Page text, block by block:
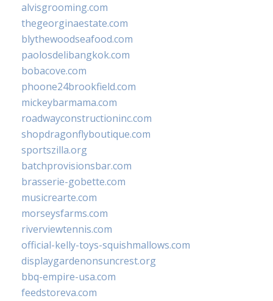
alvisgrooming.com
thegeorginaestate.com
blythewoodseafood.com
paolosdelibangkok.com
bobacove.com
phoone24brookfield.com
mickeybarmama.com
roadwayconstructioninc.com
shopdragonflyboutique.com
sportszilla.org
batchprovisionsbar.com
brasserie-gobette.com
musicrearte.com
morseysfarms.com
riverviewtennis.com
official-kelly-toys-squishmallows.com
displaygardenonsuncrest.org
bbq-empire-usa.com
feedstoreva.com